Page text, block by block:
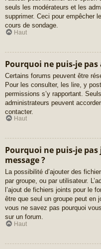
seuls les modérateurs et les
supprimer. Ceci pour empêcher
cours de sondage.
Haut
Pourquoi ne puis-je
Certains forums peuvent être
Pour les consulter, les lire, y
permissions s’y rapportant.
administrateurs peuvent
contacter.
Haut
Pourquoi ne puis-je
message ?
La possibilité d’ajouter des
par groupe, ou par utilisateur.
l’ajout de fichiers joints pour le
être que seul un groupe peut en
vous ne savez pas pourquoi
sur un forum.
Haut